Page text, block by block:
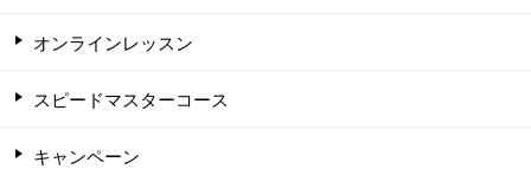
オンラインレッスン
スピードマスターコース
キャンペーン